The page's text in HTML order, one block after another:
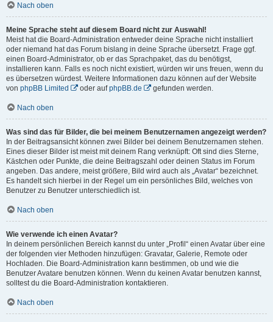
Nach oben
Meine Sprache steht auf diesem Board nicht zur Auswahl!
Meist hat die Board-Administration entweder deine Sprache nicht installiert
oder niemand hat das Forum bislang in deine Sprache übersetzt. Frage ggf.
einen Board-Administrator, ob er das Sprachpaket, das du benötigst,
installieren kann. Falls es noch nicht existiert, würden wir uns freuen, wenn du
es übersetzen würdest. Weitere Informationen dazu können auf der Website
von phpBB Limited oder aufphpBB.de gefunden werden.
Nach oben
Was sind das für Bilder, die bei meinem Benutzernamen angezeigt werden?
In der Beitragsansicht können zwei Bilder bei deinem Benutzernamen stehen.
Eines dieser Bilder ist meist mit deinem Rang verknüpft: Oft sind dies Sterne,
Kästchen oder Punkte, die deine Beitragszahl oder deinen Status im Forum
angeben. Das andere, meist größere, Bild wird auch als „Avatar“ bezeichnet.
Es handelt sich hierbei in der Regel um ein persönliches Bild, welches von
Benutzer zu Benutzer unterschiedlich ist.
Nach oben
Wie verwende ich einen Avatar?
In deinem persönlichen Bereich kannst du unter „Profil“ einen Avatar über eine
der folgenden vier Methoden hinzufügen: Gravatar, Galerie, Remote oder
Hochladen. Die Board-Administration kann bestimmen, ob und wie die
Benutzer Avatare benutzen können. Wenn du keinen Avatar benutzen kannst,
solltest du die Board-Administration kontaktieren.
Nach oben